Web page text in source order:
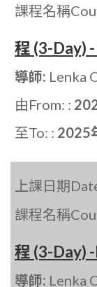
課程名稱
程 (3-Day)
導師: Lenka
由From: :
至To: : 2025
上課日期
課程名稱
程 (3-Day)
導師: Lenka